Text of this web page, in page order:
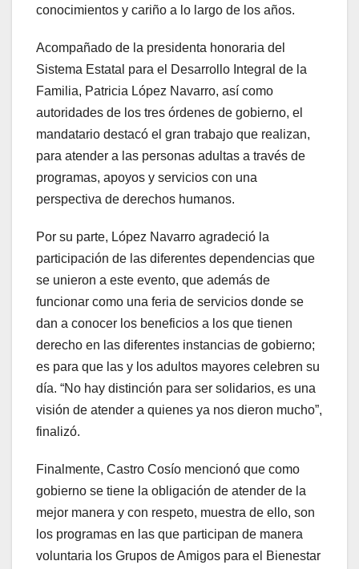
conocimientos y cariño a lo largo de los años.
Acompañado de la presidenta honoraria del
Sistema Estatal para el Desarrollo Integral de la
Familia, Patricia López Navarro, así como
autoridades de los tres órdenes de gobierno, el
mandatario destacó el gran trabajo que realizan,
para atender a las personas adultas a través de
programas, apoyos y servicios con una
perspectiva de derechos humanos.
Por su parte, López Navarro agradeció la
participación de las diferentes dependencias que
se unieron a este evento, que además de
funcionar como una feria de servicios donde se
dan a conocer los beneficios a los que tienen
derecho en las diferentes instancias de gobierno;
es para que las y los adultos mayores celebren su
día. “No hay distinción para ser solidarios, es una
visión de atender a quienes ya nos dieron mucho”,
finalizó.
Finalmente, Castro Cosío mencionó que como
gobierno se tiene la obligación de atender de la
mejor manera y con respeto, muestra de ello, son
los programas en las que participan de manera
voluntaria los Grupos de Amigos para el Bienestar